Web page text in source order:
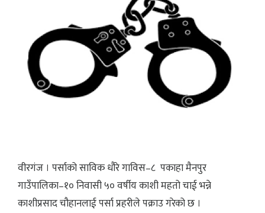
वीरगंज । पर्साको साविक धौरे गाविस–८ पकाहा मैनपुर
गाउँपालिका–१० निवासी ५० वर्षीय काशी महतो चाई भन्ने
काशीप्रसाद चौहानलाई पर्सा प्रहरीले पक्राउ गरेको छ ।